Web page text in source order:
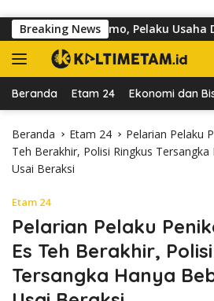
Breaking News
dr Sutomo, Pelaku Usaha
Beranda Etam 24 Ekonomi dan
Beranda Etam 24
Pelarian Pelaku
Teh Berakhir, Polisi Ringkus Tersangka
Usai Beraksi
Etam 24
Pelarian Pelaku
Es Teh Berakhir,
Tersangka Hanya